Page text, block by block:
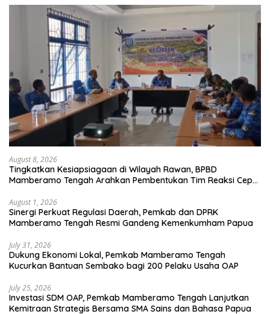
August 8, 2026
Tingkatkan Kesiapsiagaan di Wilayah Rawan, BPBD
Mamberamo Tengah Arahkan Pembentukan Tim Reaksi Cepat
August 1, 2026
Sinergi Perkuat Regulasi Daerah, Pemkab dan DPRK
Mamberamo Tengah Resmi Gandeng Kemenkumham Papua
July 31, 2026
Dukung Ekonomi Lokal, Pemkab Mamberamo Tengah
Kucurkan Bantuan Sembako bagi 200 Pelaku Usaha OAP
July 25, 2026
Investasi SDM OAP, Pemkab Mamberamo Tengah Lanjutkan
Kemitraan Strategis Bersama SMA Sains dan Bahasa Papua